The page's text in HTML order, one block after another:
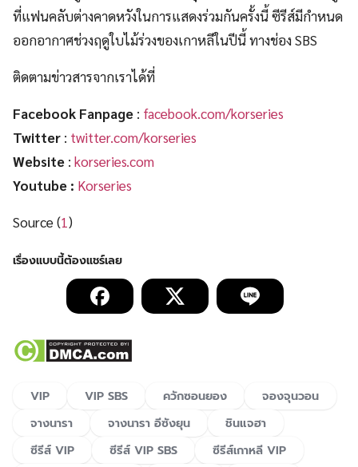
ที่แฟนคลับต่างคาดหวังในการแสดงร่วมกันครั้งนี้ ซีรีส์มีกำหนด
ออกอากาศช่วงฤดูใบไม้ร่วงของเกาหลีในปีนี้ ทางช่อง SBS
ติดตามข่าวสารจากเราได้ที่
Facebook Fanpage : facebook.com/korseries
Twitter : twitter.com/korseries
Website : korseries.com
Youtube : Korseries
Source (1)
VIP VIP SBS ควักซอนยอง
จองจุนวอน
จางนารา
จางนารา อีซังยุน
ชินแจฮา
ซีรีส์ VIP
ซีรีส์ VIP SBS
ซีรีส์เกาหลี VIP